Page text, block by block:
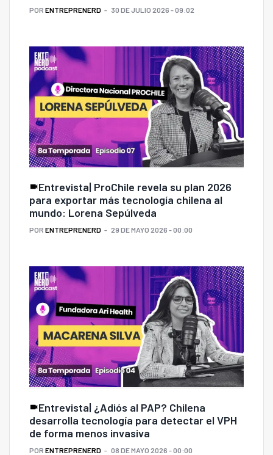
POR ENTREPRENERD 30 DE JULIO 2026 - 09:02
Entrevista| ProChile revela su plan 2026
para exportar más tecnología chilena al
mundo: Lorena Sepúlveda
POR ENTREPRENERD 29 DE MAYO 2026 - 00:00
Entrevista| ¿Adiós al PAP? Chilena
desarrolla tecnología para detectar el VPH
de forma menos invasiva
POR ENTREPRENERD 08 DE MAYO 2026 - 00:00